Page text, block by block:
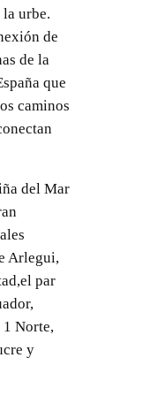
urbe.
de
de la
que
caminos
del Mar
Arlegui,
par
Norte,
y